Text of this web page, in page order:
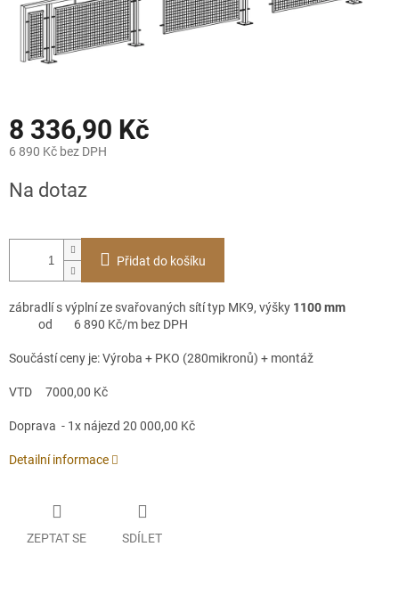
8 336,90 Kč
6 890 Kč bez DPH
cena:
Na dotaz
Přidat do košíku
zábradlí s výplní ze svařovaných sítí typ MK9, výšky 1100 mm
od 6 890 Kč/m bez DPH
Součástí ceny je: Výroba + PKO (280mikronů) + montáž
VTD 7000,00 Kč
Doprava - 1x nájezd 20 000,00 Kč
Detailní informace
ZEPTAT SE SDÍLET